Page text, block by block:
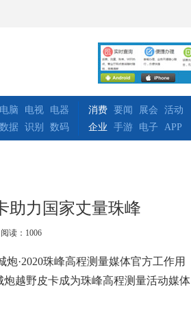
电脑 电视
电器
数据 识别 数码
消费 要闻 展会
活动
企业
手游 电子 APP
助力国家丈量珠峰
阅读：1006
·2020珠峰高程测量媒体官方工作用
越野皮卡成为珠峰高程测量活动媒体